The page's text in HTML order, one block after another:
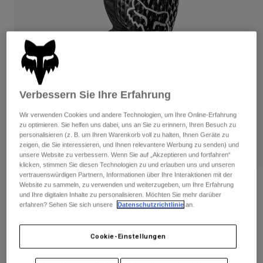
Kurze Hosen
Handschuhe
Protektoren
Brillen
Socken
Zubehör
Handschuhe
Jacken
Protektoren
Brillen
Socken
Taschen & Zubehör
Alle anzeigen
Damen
T-Shirts & Tops
Hoodies und Pullover
Jacken
Hosen
Shirts
Alle anzeigen
Kinder
Brillen
Socken
Alle anzeigen
Moto
Helme
Jerseys
Hosen
Stiefel
Brillen
Bewertungen
Knie-/Schienbeinprotektoren Titan
Race - CE
Artikelnr.
Verbessern Sie Ihre Erfahrung
Wir verwenden Cookies und andere Technologien, um Ihre Online-Erfahrung
zu optimieren. Sie helfen uns dabei, uns an Sie zu erinnern, Ihren Besuch zu
personalisieren (z. B. um Ihren Warenkorb voll zu halten, Ihnen Geräte zu
zeigen, die Sie interessieren, und Ihnen relevantere Werbung zu senden) und
unsere Website zu verbessern. Wenn Sie auf „Akzeptieren und fortfahren“
klicken, stimmen Sie diesen Technologien zu und erlauben uns und unseren
vertrauenswürdigen Partnern, Informationen über Ihre Interaktionen mit der
Website zu sammeln, zu verwenden und weiterzugeben, um Ihre Erfahrung
und Ihre digitalen Inhalte zu personalisieren. Möchten Sie mehr darüber
erfahren? Sehen Sie sich unsere
Datenschutzrichtlinie an.
Cookie-Einstellungen